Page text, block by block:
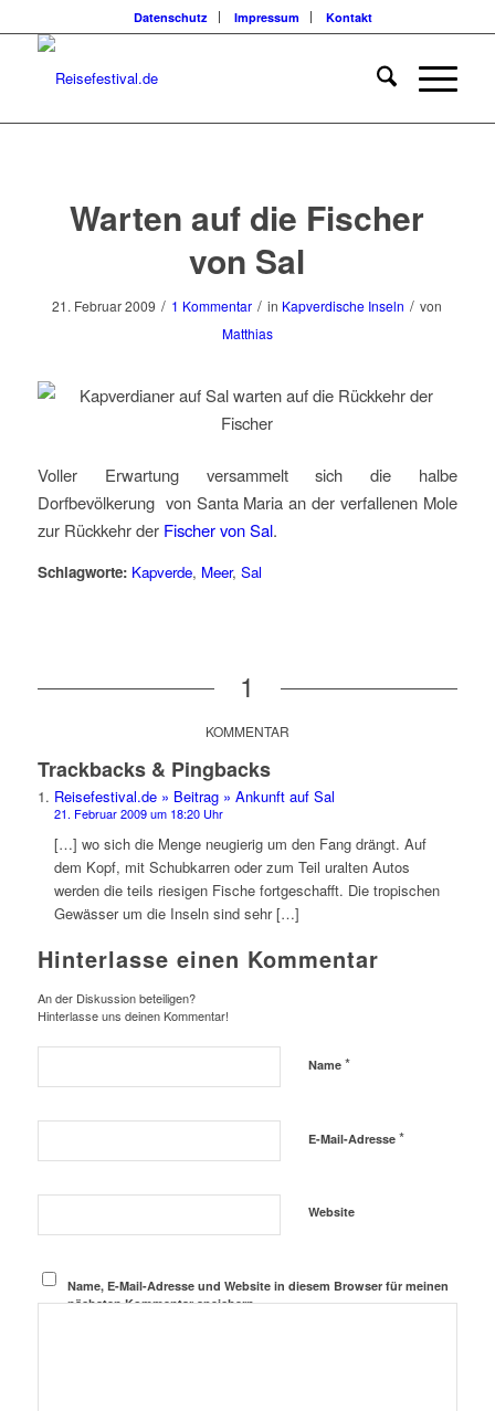
Datenschutz Impressum Kontakt
Warten auf die Fischer
von Sal
21. Februar 2009 / 1 Kommentar / in Kapverdische Inseln / von
Matthias
Voller Erwartung versammelt sich die halbe
Dorfbevölkerung von Santa Maria an der verfallenen Mole
zur Rückkehr der Fischer von Sal.
Schlagworte: Kapverde, Meer, Sal
1
KOMMENTAR
Trackbacks & Pingbacks
Reisefestival.de » Beitrag » Ankunft auf Sal
21. Februar 2009 um 18:20 Uhr
[…] wo sich die Menge neugierig um den Fang drängt. Auf
dem Kopf, mit Schubkarren oder zum Teil uralten Autos
werden die teils riesigen Fische fortgeschafft. Die tropischen
Gewässer um die Inseln sind sehr […]
Hinterlasse einen Kommentar
An der Diskussion beteiligen?
Hinterlasse uns deinen Kommentar!
Name *
E-Mail-Adresse *
Website
Name, E-Mail-Adresse und Website in diesem Browser für meinen
nächsten Kommentar speichern.